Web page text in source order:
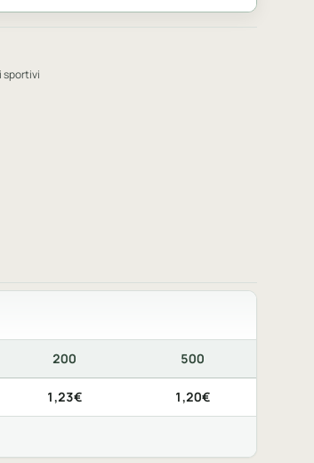
sportivi
lo stesso prodotto personalizzato nella
200 500
1,23€ 1,20€